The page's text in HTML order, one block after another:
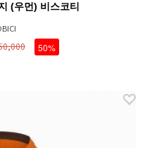
(우먼) 비스코티
50%